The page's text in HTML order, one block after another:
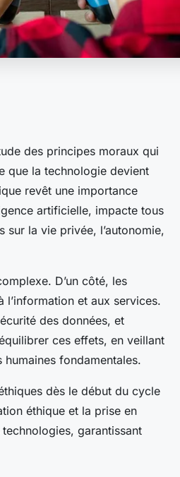
des principes moraux qui
que la technologie devient
revêt une importance
artificielle, impacte tous
la vie privée, l’autonomie,
D’un côté, les
l’information et aux services.
des données, et
ces effets, en veillant
fondamentales.
dès le début du cycle
éthique et la prise en
garantissant